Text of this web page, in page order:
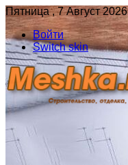
Пятница , 7 Август 2026
Войти
Switch skin